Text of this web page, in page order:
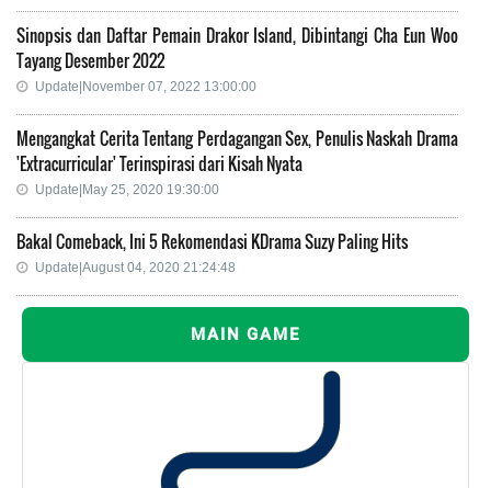
Sinopsis dan Daftar Pemain Drakor Island, Dibintangi Cha Eun Woo
Tayang Desember 2022
Update|November 07, 2022 13:00:00
Mengangkat Cerita Tentang Perdagangan Sex, Penulis Naskah Drama
'Extracurricular' Terinspirasi dari Kisah Nyata
Update|May 25, 2020 19:30:00
Bakal Comeback, Ini 5 Rekomendasi KDrama Suzy Paling Hits
Update|August 04, 2020 21:24:48
MAIN GAME